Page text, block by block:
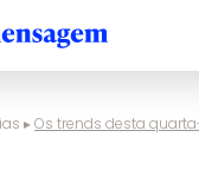
▸Os trends desta